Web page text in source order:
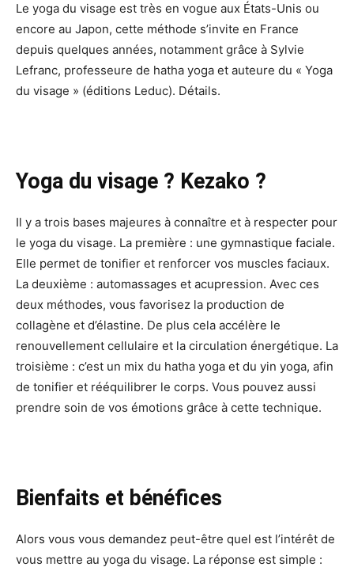
Le yoga du visage est très en vogue aux États-Unis ou
encore au Japon, cette méthode s’invite en France
depuis quelques années, notamment grâce à Sylvie
Lefranc, professeure de hatha yoga et auteure du « Yoga
du visage » (éditions Leduc). Détails.
Yoga du visage ? Kezako ?
Il y a trois bases majeures à connaître et à respecter pour
le yoga du visage. La première : une gymnastique faciale.
Elle permet de tonifier et renforcer vos muscles faciaux.
La deuxième : automassages et acupression. Avec ces
deux méthodes, vous favorisez la production de
collagène et d’élastine. De plus cela accélère le
renouvellement cellulaire et la circulation énergétique. La
troisième : c’est un mix du hatha yoga et du yin yoga, afin
de tonifier et rééquilibrer le corps. Vous pouvez aussi
prendre soin de vos émotions grâce à cette technique.
Bienfaits et bénéfices
Alors vous vous demandez peut-être quel est l’intérêt de
vous mettre au yoga du visage. La réponse est simple :